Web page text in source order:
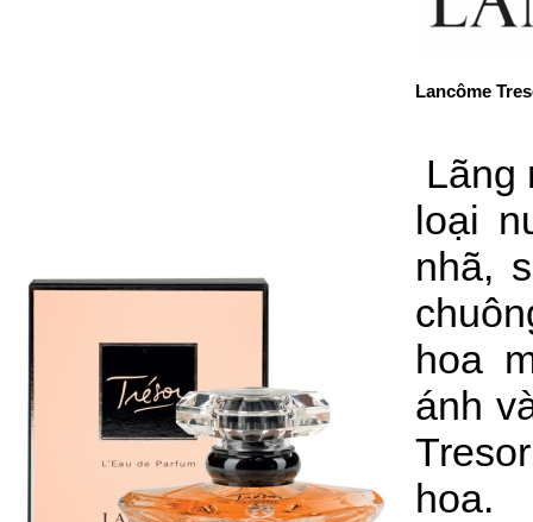
Lancôme
Lãng
loại
nhã,
hoa
ánh
hoa.